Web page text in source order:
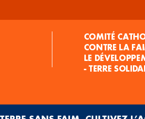
COMITÉ
CONTRE LA
LE
- TERRE